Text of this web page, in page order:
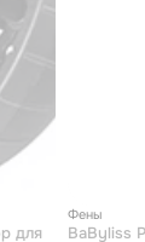
для
Фены
BaByliss